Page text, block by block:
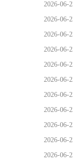
2026-06-
2026-06-
2026-06-
2026-06-
2026-06-
2026-06-
2026-06-
2026-06-
2026-06-
2026-06-
2026-06-